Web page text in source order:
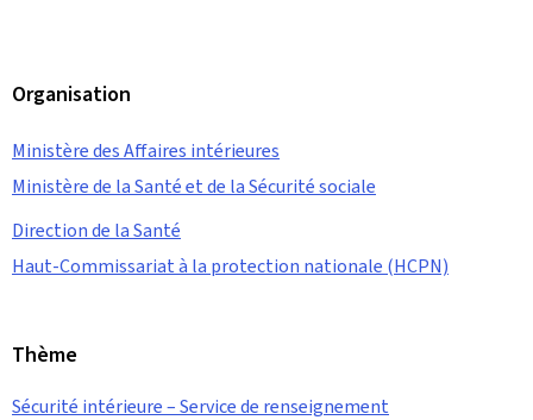
Organisation
Ministère des Affaires intérieures
Ministère de la Santé et de la Sécurité sociale
Direction de la Santé
Haut-Commissariat à la protection nationale (HCPN)
Thème
Sécurité intérieure – Service de renseignement